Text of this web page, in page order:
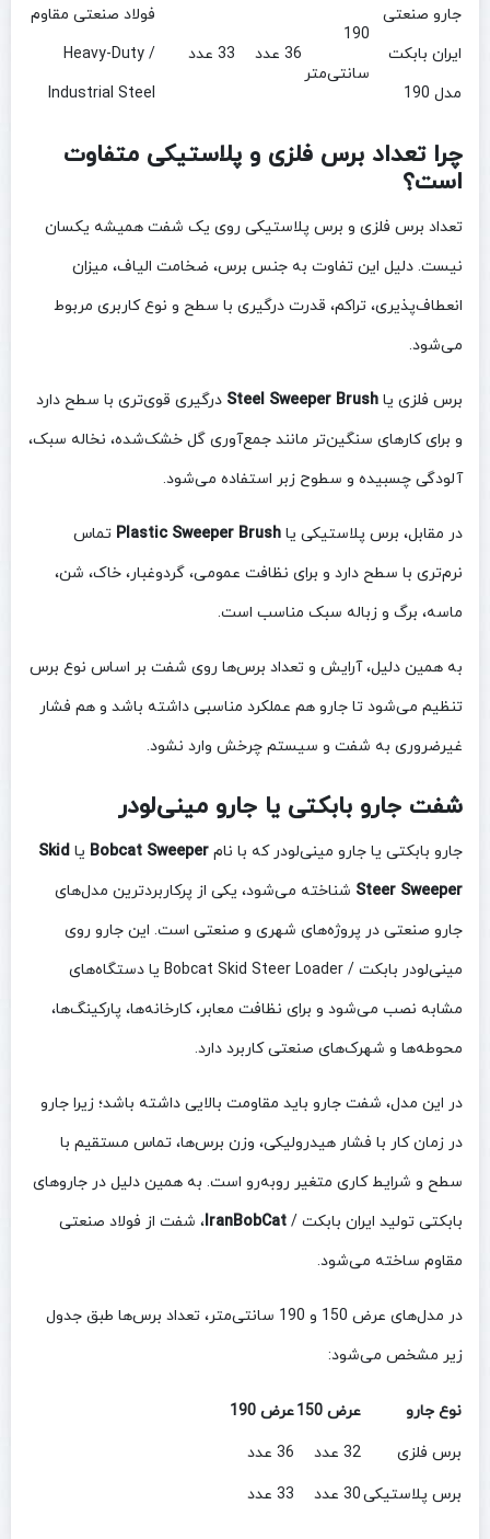
جارو صنعتی
ایران بابکت
مدل 190
190
سانتی‌متر
36 عدد 33 عدد
فولاد صنعتی مقاوم
/ Heavy-Duty
Industrial Steel
چرا تعداد برس فلزی و پلاستیکی متفاوت
است؟
تعداد برس فلزی و برس پلاستیکی روی یک شفت همیشه یکسان
نیست. دلیل این تفاوت به جنس برس، ضخامت الیاف، میزان
انعطاف‌پذیری، تراکم، قدرت درگیری با سطح و نوع کاربری مربوط
می‌شود.
برس فلزی یا Steel Sweeper Brush درگیری قوی‌تری با سطح دارد
و برای کارهای سنگین‌تر مانند جمع‌آوری گل خشک‌شده، نخاله سبک،
آلودگی چسبیده و سطوح زبر استفاده می‌شود.
در مقابل، برس پلاستیکی یا Plastic Sweeper Brush تماس
نرم‌تری با سطح دارد و برای نظافت عمومی، گردوغبار، خاک، شن،
ماسه، برگ و زباله سبک مناسب است.
به همین دلیل، آرایش و تعداد برس‌ها روی شفت بر اساس نوع برس
تنظیم می‌شود تا جارو هم عملکرد مناسبی داشته باشد و هم فشار
غیرضروری به شفت و سیستم چرخش وارد نشود.
شفت جارو بابکتی یا جارو مینی‌لودر
جارو بابکتی یا جارو مینی‌لودر که با نام Bobcat Sweeper یا Skid
Steer Sweeper شناخته می‌شود، یکی از پرکاربردترین مدل‌های
جارو صنعتی در پروژه‌های شهری و صنعتی است. این جارو روی
مینی‌لودر بابکت / Bobcat Skid Steer Loader یا دستگاه‌های
مشابه نصب می‌شود و برای نظافت معابر، کارخانه‌ها، پارکینگ‌ها،
محوطه‌ها و شهرک‌های صنعتی کاربرد دارد.
در این مدل، شفت جارو باید مقاومت بالایی داشته باشد؛ زیرا جارو
در زمان کار با فشار هیدرولیکی، وزن برس‌ها، تماس مستقیم با
سطح و شرایط کاری متغیر روبه‌رو است. به همین دلیل در جاروهای
بابکتی تولید ایران بابکت / IranBobCat، شفت از فولاد صنعتی
مقاوم ساخته می‌شود.
در مدل‌های عرض 150 و 190 سانتی‌متر، تعداد برس‌ها طبق جدول
زیر مشخص می‌شود:
نوع جارو عرض 150
عرض 190
برس فلزی
32 عدد
36 عدد
برس پلاستیکی30 عدد 33 عدد